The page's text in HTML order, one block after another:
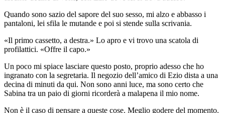
Quando sono sazio del sapore del suo sesso, mi alzo e abbasso i
pantaloni, lei sfila le mutande e poi si stende sulla scrivania.
«Il primo cassetto, a destra.» Lo apro e vi trovo una scatola di
profilattici. «Offre il capo.»
Un poco mi spiace lasciare questo posto, proprio adesso che ho
ingranato con la segretaria. Il negozio dell’amico di Ezio dista a una
decina di minuti da qui. Non sono anni luce, ma sono certo che
Sabina tra un paio di giorni ricorderà a malapena il mio nome.
Non è il caso di pensare a queste cose. Meglio godere del momento.